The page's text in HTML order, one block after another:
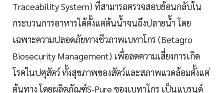
Traceability System) ที่สามารถตรวจสอบย้อนกลับใน
กระบวนการอาหารได้ตั้งแต่ต้นน้ำจนถึงปลายน้ำ โดย
เฉพาะความปลอดภัยทางชีวภาพเบทาโกร (Betagro
Biosecurity Management) เพื่อลดความเสี่ยงการเกิด
โรคในปศุสัตว์ ทั้งสุขภาพของสัตว์และสภาพแวดล้อมตั้งแต่
ต้นทาง โดยผลิตภัณฑ์S-Pure ของเบทาโกร เป็นแบรนด์